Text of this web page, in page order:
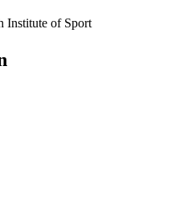
Institute of Sport